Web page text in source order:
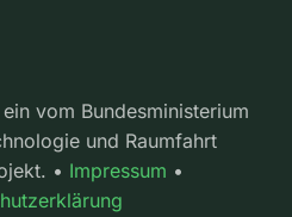
vom Bundesministerium
und Raumfahrt
• Impressum •